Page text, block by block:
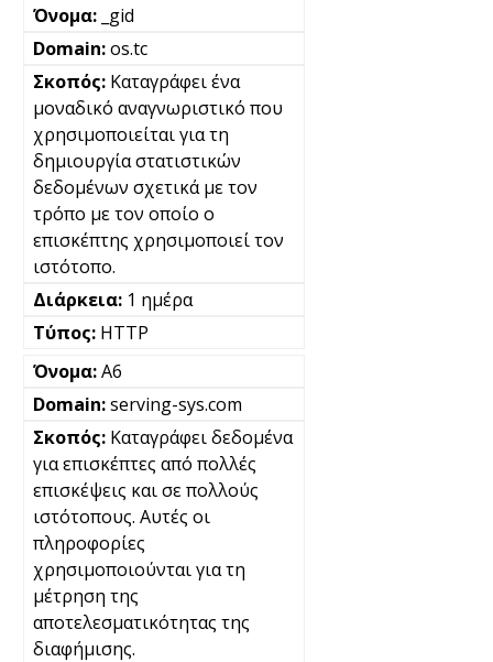
_gid
os.tc
Καταγράφει ένα
μοναδικό αναγνωριστικό που
χρησιμοποιείται για τη
δημιουργία στατιστικών
δεδομένων σχετικά με τον
τρόπο με τον οποίο ο
επισκέπτης χρησιμοποιεί τον
ιστότοπο.
1 ημέρα
HTTP
A6
serving-sys.com
Καταγράφει δεδομένα
για επισκέπτες από πολλές
επισκέψεις και σε πολλούς
ιστότοπους. Αυτές οι
πληροφορίες
χρησιμοποιούνται για τη
μέτρηση της
αποτελεσματικότητας της
διαφήμισης.